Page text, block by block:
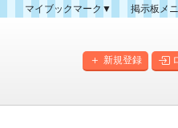
マイブックマーク▼
掲示板メ
掲示板マップ
新規登録